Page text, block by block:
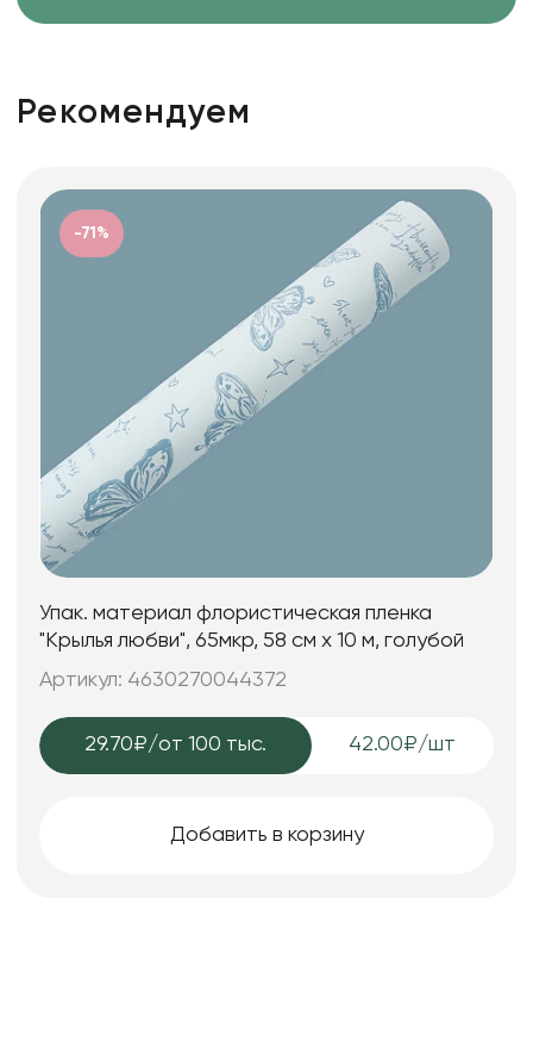
Рекомендуем
-71%
Упак. материал флористическая пленка
"Крылья любви", 65мкр, 58 см х 10 м, голубой
Артикул: 4630270044372
29.70₽/от 100 тыс. 42.00₽/шт
Добавить в корзину